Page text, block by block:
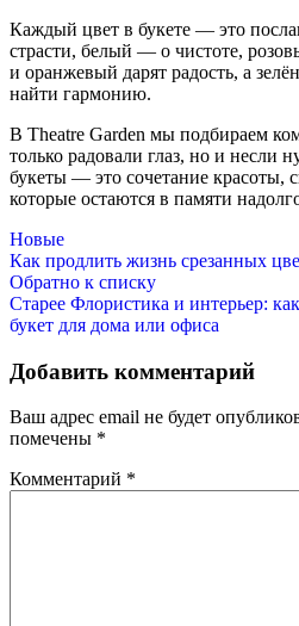
Каждый цвет в букете — это
страсти, белый — о чистоте,
и оранжевый дарят радость, а
найти гармонию.
В Theatre Garden мы подбираем
только радовали глаз, но и несли
букеты — это сочетание красоты,
которые остаются в памяти
Новые
Как продлить жизнь срезанных
Обратно к списку
Старее Флористика и интерьер:
букет для дома или офиса
Добавить комментарий
Ваш адрес email не будет
помечены *
Комментарий *